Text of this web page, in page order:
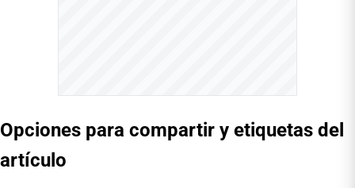
Opciones para compartir y etiquetas del
artículo